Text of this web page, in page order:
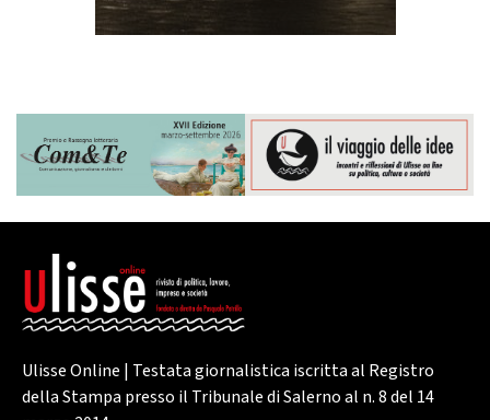
Ulisse Online | Testata giornalistica iscritta al Registro
della Stampa presso il Tribunale di Salerno al n. 8 del 14